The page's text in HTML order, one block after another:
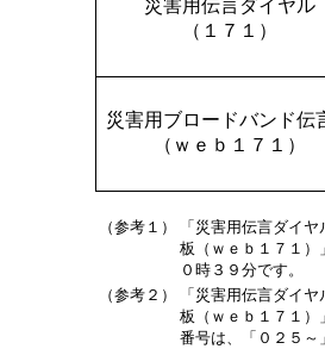
災害用伝言ダイヤル
（１７１）
災害用ブロードバンド伝
（ｗｅｂ１７１）
（参考１）
「災害用伝言ダイ
板（ｗｅｂ１７１）
０時３９分です。
（参考２）
「災害用伝言ダイ
板（ｗｅｂ１７１）
番号は、「０２５～